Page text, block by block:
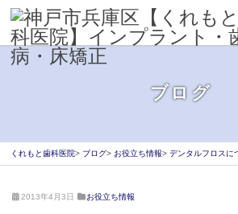
ブログ
くれもと歯科医院 ブログ お役立ち情報 デンタルフロスに
2013年4月3日 お役立ち情報